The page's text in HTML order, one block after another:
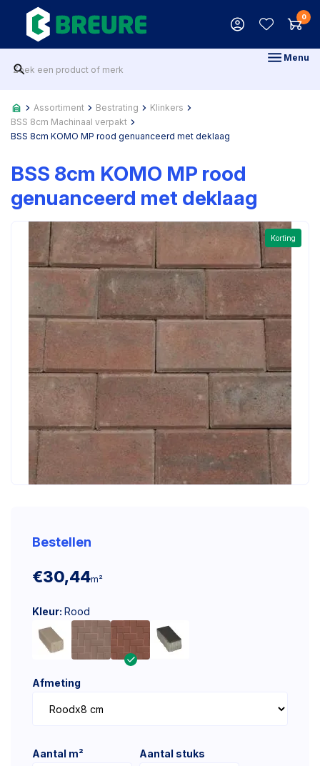
0
Menu
Assortiment Bestrating
Klinkers
BSS 8cm Machinaal verpakt
BSS 8cm KOMO MP rood genuanceerd met deklaag
BSS 8cm KOMO MP rood
genuanceerd met deklaag
Korting
Bestellen
€30,44m²
Kleur: Rood
Afmeting
Aantal m² Aantal stuks